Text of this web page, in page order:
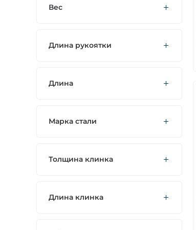
Вес
Длина рукоятки
Длина
Марка стали
Толщина клинка
Длина клинка